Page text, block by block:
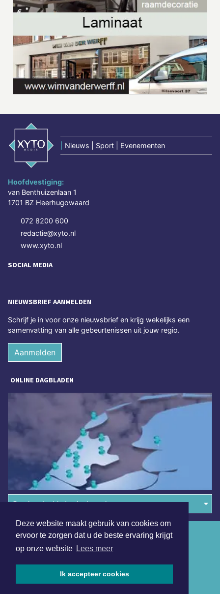
Deze website maakt gebruik van cookies om
ervoor te zorgen dat u de beste ervaring krijgt
op onze website Lees meer
Ik accepteer cookies
Nieuws | Sport | Evenementen
Hoofdvestiging:
van Benthuizenlaan 1
1701 BZ Heerhugowaard
072 8200 600
redactie@xyto.nl
www.xyto.nl
SOCIAL MEDIA
NIEUWSBRIEF AANMELDEN
Schrijf je in voor onze nieuwsbrief en krijg wekelijks een
samenvatting van alle gebeurtenissen uit jouw regio.
Aanmelden
ONLINE DAGBLADEN
Overige dagbladen in de regio
Algemene voorwaarden
Disclaimer